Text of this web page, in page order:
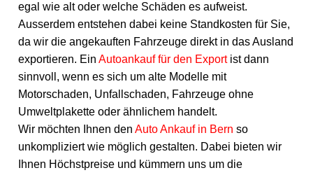
egal wie alt oder welche Schäden es aufweist.
Ausserdem entstehen dabei keine Standkosten für Sie,
da wir die angekauften Fahrzeuge direkt in das Ausland
exportieren. EinAutoankauf für den Exportist dann
sinnvoll, wenn es sich um alte Modelle mit
Motorschaden, Unfallschaden, Fahrzeuge ohne
Umweltplakette oder ähnlichem handelt.
Wir möchten Ihnen denAuto Ankauf in Bern so
unkompliziert wie möglich gestalten. Dabei bieten wir
Ihnen Höchstpreise und kümmern uns um die